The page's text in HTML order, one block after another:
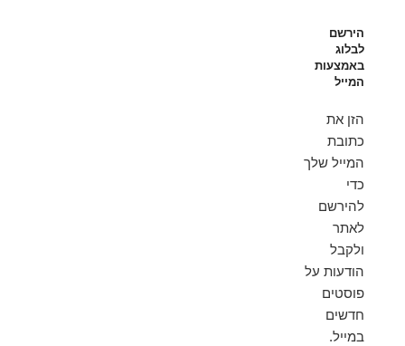
הירשם
לבלוג
באמצעות
המייל
הזן את
כתובת
המייל שלך
כדי
להירשם
לאתר
ולקבל
הודעות על
פוסטים
חדשים
במייל.